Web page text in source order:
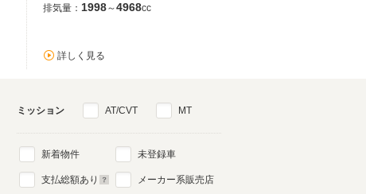
排気量： 1998～4968cc
詳しく見る
ミッション AT/CVT MT
新着物件
支払総額あり
未登録車
メーカー系販売店